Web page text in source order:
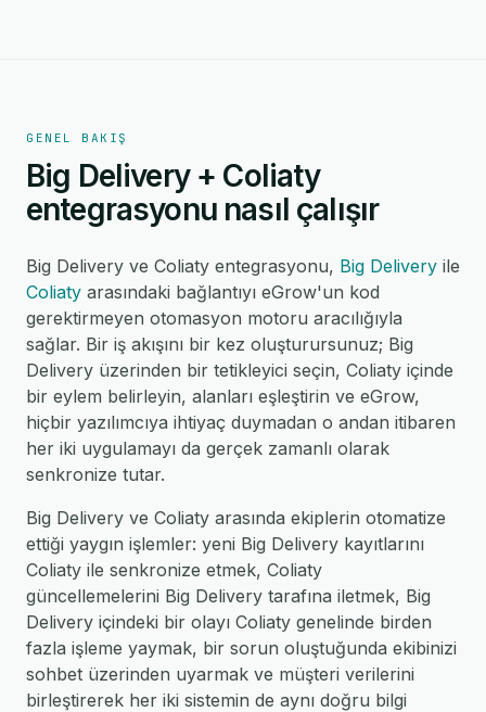
GENEL BAKIŞ
Big Delivery + Coliaty
entegrasyonu nasıl çalışır
Big Delivery ve Coliaty entegrasyonu, Big Delivery ile
Coliaty arasındaki bağlantıyı eGrow'un kod
gerektirmeyen otomasyon motoru aracılığıyla
sağlar. Bir iş akışını bir kez oluşturursunuz; Big
Delivery üzerinden bir tetikleyici seçin, Coliaty içinde
bir eylem belirleyin, alanları eşleştirin ve eGrow,
hiçbir yazılımcıya ihtiyaç duymadan o andan itibaren
her iki uygulamayı da gerçek zamanlı olarak
senkronize tutar.
Big Delivery ve Coliaty arasında ekiplerin otomatize
ettiği yaygın işlemler: yeni Big Delivery kayıtlarını
Coliaty ile senkronize etmek, Coliaty
güncellemelerini Big Delivery tarafına iletmek, Big
Delivery içindeki bir olayı Coliaty genelinde birden
fazla işleme yaymak, bir sorun oluştuğunda ekibinizi
sohbet üzerinden uyarmak ve müşteri verilerini
birleştirerek her iki sistemin de aynı doğru bilgi